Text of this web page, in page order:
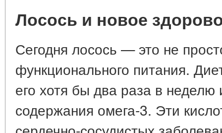
Лосось и новое
Сегодня лосось — это не
функционального питания.
его хотя бы два раза в неделю
содержания омега-3. Эти